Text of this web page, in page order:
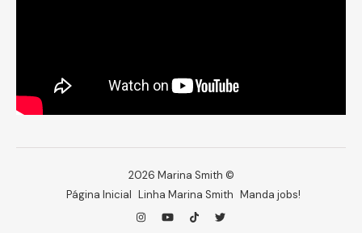
2026 Marina Smith ©
Página Inicial Linha Marina Smith Manda jobs!